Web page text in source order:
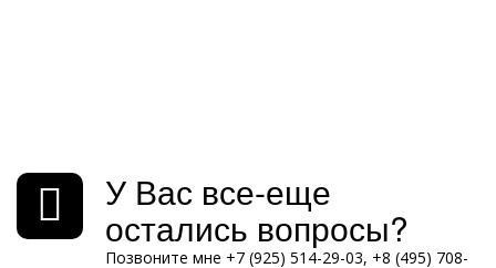
У Вас все-еще
остались вопросы?
Позвоните мне +7 (925) 514-29-03, +8 (495) 708-